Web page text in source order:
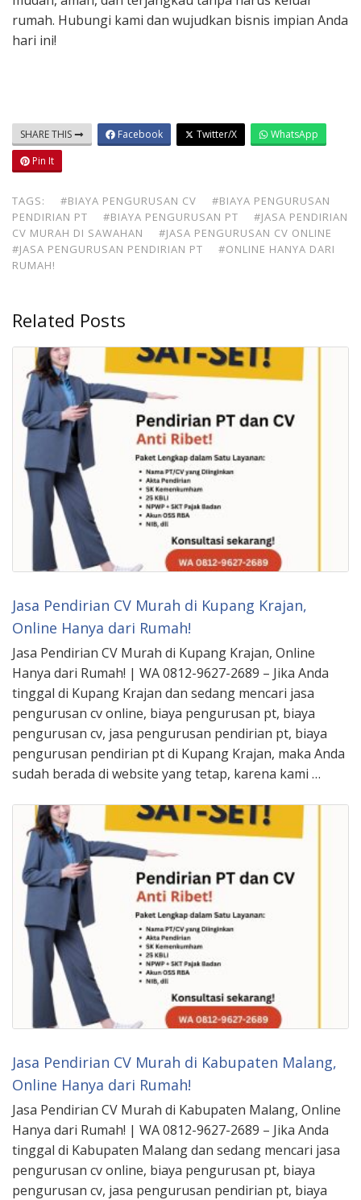
rumah. Hubungi kami dan wujudkan bisnis impian Anda
hari ini!
SHARE THIS Facebook Twitter/X
WhatsApp
Pin It
TAGS: #BIAYA PENGURUSAN CV
#BIAYA PENGURUSAN
PENDIRIAN PT
#BIAYA PENGURUSAN PT
#JASA PENDIRIAN
CV MURAH DI SAWAHAN
#JASA PENGURUSAN CV ONLINE
#JASA PENGURUSAN PENDIRIAN PT
#ONLINE HANYA DARI
RUMAH!
Related Posts
Jasa Pendirian CV Murah di Kupang Krajan,
Online Hanya dari Rumah!
Jasa Pendirian CV Murah di Kupang Krajan, Online
Hanya dari Rumah! | WA 0812-9627-2689 – Jika Anda
tinggal di Kupang Krajan dan sedang mencari jasa
pengurusan cv online, biaya pengurusan pt, biaya
pengurusan cv, jasa pengurusan pendirian pt, biaya
pengurusan pendirian pt di Kupang Krajan, maka Anda
sudah berada di website yang tetap, karena kami …
Jasa Pendirian CV Murah di Kabupaten Malang,
Online Hanya dari Rumah!
Jasa Pendirian CV Murah di Kabupaten Malang, Online
Hanya dari Rumah! | WA 0812-9627-2689 – Jika Anda
tinggal di Kabupaten Malang dan sedang mencari jasa
pengurusan cv online, biaya pengurusan pt, biaya
pengurusan cv, jasa pengurusan pendirian pt, biaya